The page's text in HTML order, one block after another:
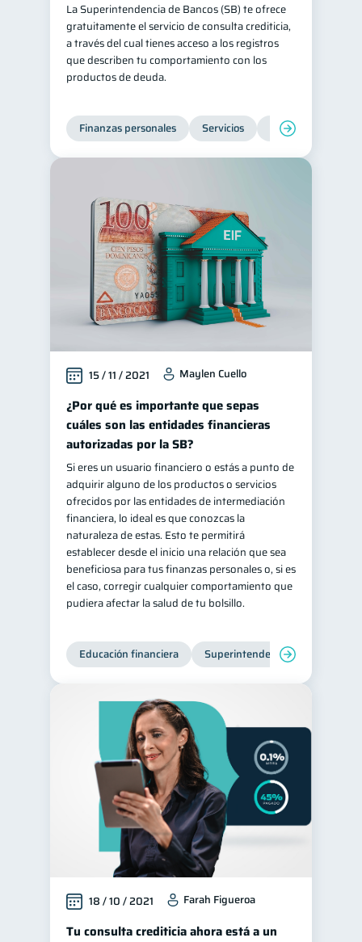
La Superintendencia de Bancos (SB) te ofrece
gratuitamente el servicio de consulta crediticia,
a través del cual tienes acceso a los registros
que describen tu comportamiento con los
productos de deuda.
Finanzas personales Servicios Inclusión financiera
15 / 11 / 2021 Maylen Cuello
¿Por qué es importante que sepas
cuáles son las entidades financieras
autorizadas por la SB?
Si eres un usuario financiero o estás a punto de
adquirir alguno de los productos o servicios
ofrecidos por las entidades de intermediación
financiera, lo ideal es que conozcas la
naturaleza de estas. Esto te permitirá
establecer desde el inicio una relación que sea
beneficiosa para tus finanzas personales o, si es
el caso, corregir cualquier comportamiento que
pudiera afectar la salud de tu bolsillo.
Educación financiera Superintendencia de Bancos
18 / 10 / 2021 Farah Figueroa
Tu consulta crediticia ahora está a un